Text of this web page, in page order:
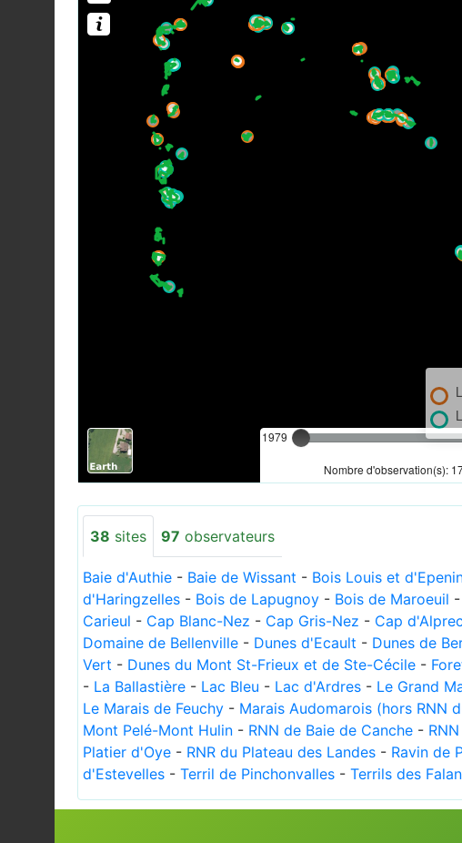
1979
Nombre d'observation(s):
38 sites 97 observateurs
Baie d'Authie - Baie de Wissant - Bois Louis et
d'Haringzelles - Bois de Lapugnoy - Bois de Maroeuil -
Carieul - Cap Blanc-Nez - Cap Gris-Nez - Cap
Domaine de Bellenville - Dunes d'Ecault - Dunes de
Vert - Dunes du Mont St-Frieux et de Ste-Cécile -
- La Ballastière - Lac Bleu - Lac d'Ardres - Le Grand
Le Marais de Feuchy - Marais Audomarois (hors RNN
Mont Pelé-Mont Hulin - RNN de Baie de Canche -
Platier d'Oye - RNR du Plateau des Landes - Ravin de
d'Estevelles - Terril de Pinchonvalles - Terrils des